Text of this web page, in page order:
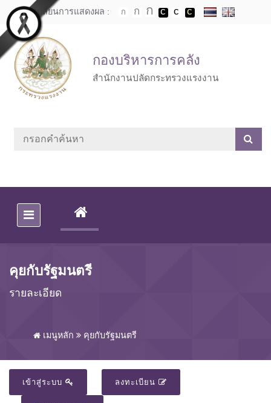
Skip to main content
เปลี่ยนการแสดงผล :
กองบริหารการคลัง
สำนักงานปลัดกระทรวงแรงงาน
(CURRENT)
คุยกับรัฐมนตรี
รายละเอียด
เมนูหลัก คุยกับรัฐมนตรี
เข้าสู่ระบบ ลงทะเบียน